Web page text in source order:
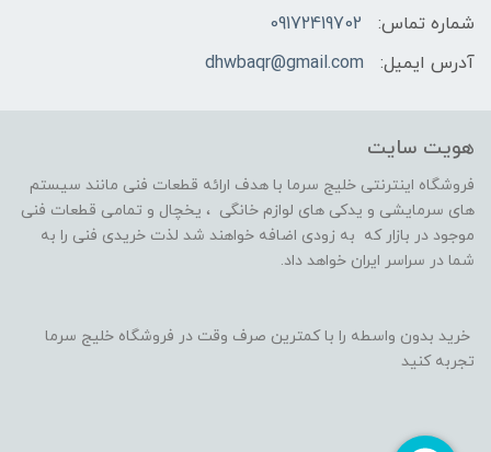
شماره تماس:
09172419702
آدرس ایمیل:
dhwbaqr@gmail.com
هویت سایت
فروشگاه اینترنتی خلیج سرما با هدف ارائه قطعات فنی مانند سیستم
های سرمایشی و یدکی های لوازم خانگی ، یخچال و تمامی قطعات فنی
موجود در بازار که به زودی اضافه خواهند شد لذت خریدی فنی را به
شما در سراسر ایران خواهد داد.
خرید بدون واسطه را با کمترین صرف وقت در فروشگاه خلیج سرما
تجربه کنید